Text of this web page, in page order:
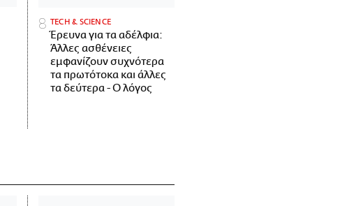
ΤECH & SCIENCE
Έρευνα για τα αδέλφια:
Άλλες ασθένειες
εμφανίζουν συχνότερα
τα πρωτότοκα και άλλες
τα δεύτερα - Ο λόγος